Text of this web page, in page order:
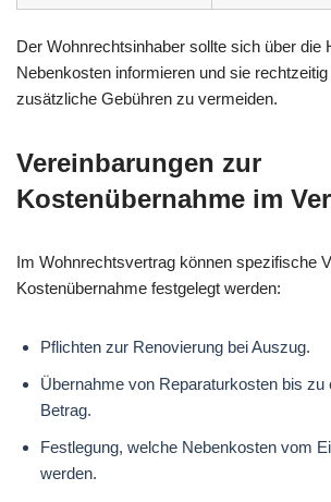
Der Wohnrechtsinhaber sollte sich über die
Nebenkosten informieren und sie
zusätzliche Gebühren zu vermeiden.
Vereinbarungen zur
Kostenübernahme im
Im Wohnrechtsvertrag können spezifische
Kostenübernahme festgelegt werden:
Pflichten zur Renovierung bei Auszug.
Übernahme von Reparaturkosten bis
Betrag.
Festlegung, welche Nebenkosten vom
werden.